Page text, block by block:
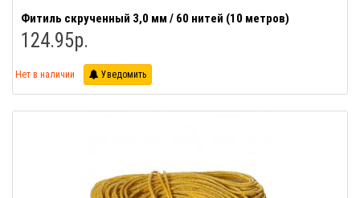
Фитиль скрученный 3,0 мм / 60 нитей (10 метров)
124.95р.
Нет в наличии Уведомить